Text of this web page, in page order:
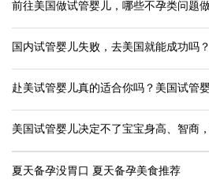
国内试管婴儿失败，去美国就能成功吗？
夏天备孕没胃口 夏天备孕美食推荐